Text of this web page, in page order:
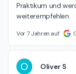
Praktikum und
weiterempfehlen.
Vor 7 Jahren auf
O Oliver S